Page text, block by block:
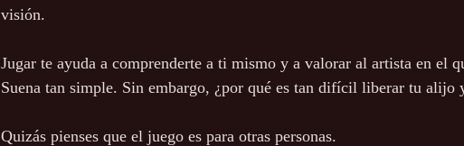
visión.
Jugar te ayuda a comprenderte a ti mismo y a valorar al artista en el
Suena tan simple. Sin embargo, ¿por qué es tan difícil liberar tu alijo
Quizás pienses que el juego es para otras personas.